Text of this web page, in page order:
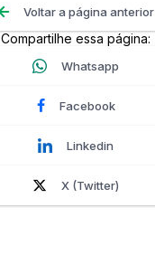
Voltar a página anterior
Compartilhe essa página:
Whatsapp
Facebook
Linkedin
X (Twitter)